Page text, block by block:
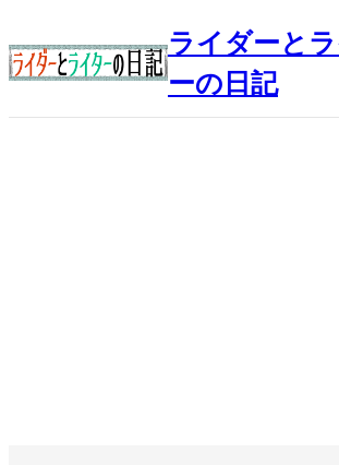
容
を
ライダーと
ーの日記